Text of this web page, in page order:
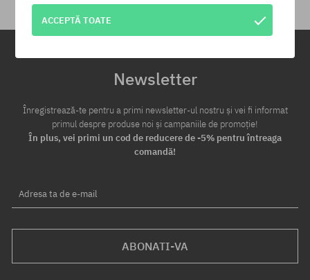
Newsletter
Înregistrează-te pentru a primi newsletter-ul nostru și vei fi informat
primul despre produse noi și campaniile de promoție!
În plus, vei primi un cod de reducere de -5% pentru întreaga
comandă!
Adresa ta de e-mail
ABONATI-VA
ACCEPTĂ TOATE